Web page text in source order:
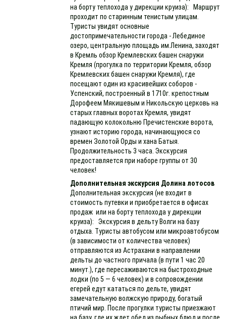
на борту теплохода у дирекции круиза): Маршрут
проходит по старинным тенистым улицам.
Туристы увидят основные
достопримечательности города - Лебединое
озеро, центральную площадь им.Ленина, заходят
в Кремль обзор Кремлевских башен снаружи
Кремля (прогулка по территории Кремля, обзор
Кремлевских башен снаружи Кремля), где
посещают один из красивейших соборов -
Успенский, построенный в 1710г. крепостным
Дорофеем Мякишевым и Никольскую церковь на
старых главных воротах Кремля, увидят
падающую колокольню Пречистенские ворота,
узнают историю города, начинающуюся со
времен Золотой Орды и хана Батыя.
Продолжительность 3 часа. Экскурсия
предоставляется при наборе группы от 30
человек!
Дополнительная экскурсия Долина лотосов
Дополнительная экскурсия (не входит в
стоимость путевки и приобретается в офисах
продаж или на борту теплохода у дирекции
круиза): Экскурсия в дельту Волги на базу
отдыха. Туристы автобусом или микроавтобусом
(в зависимости от количества человек)
отправляются из Астрахани в направлении
дельты до частного причала (в пути 1 час 20
минут.), где пересаживаются на быстроходные
лодки (по 5 — 6 человек) и в сопровождении
егерей едут кататься по дельте, увидят
замечательную волжскую природу, богатый
птичий мир. После прогулки туристы приезжают
на базу, где их ждет обед из рыбных блюд и после